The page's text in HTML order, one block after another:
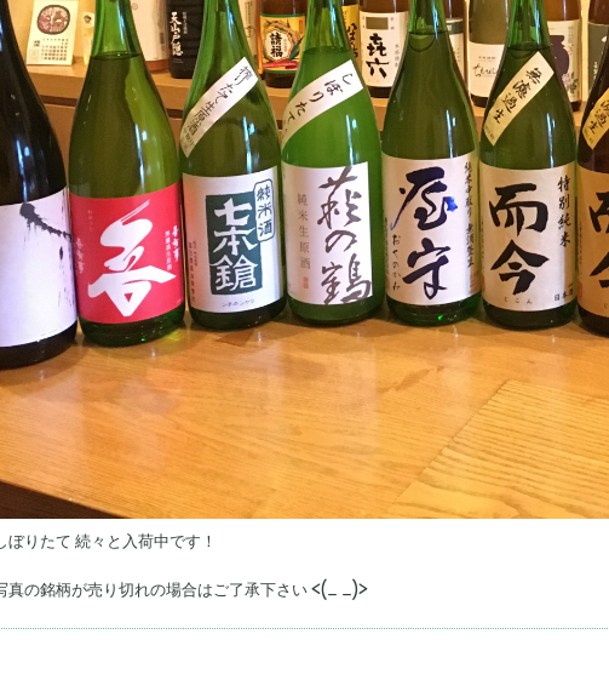
りたて 続々と入荷中です！
真の銘柄が売り切れの場合はご了承下さい <(_ _)>